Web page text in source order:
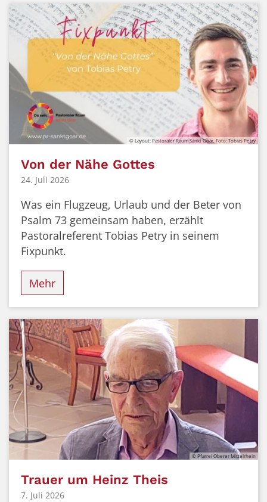
© Layout: Pastoraler Raum Sankt Goar, Foto: Tobias Petry
Von der Nähe Gottes
24. Juli 2026
Was ein Flugzeug, Urlaub und der Beter von
Psalm 73 gemeinsam haben, erzählt
Pastoralreferent Tobias Petry in seinem
Fixpunkt.
Mehr
© Pfarrei Oberer Mittelrhein
Trauer um Heinz Theis
7. Juli 2026